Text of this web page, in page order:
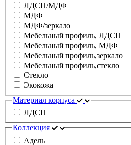
ЛДСП/МДФ
МДФ
МДФ/зеркало
Мебельный профиль, ЛДСП
Мебельный профиль, МДФ
Мебельный профиль,зеркало
Мебельный профиль,стекло
Стекло
Экокожа
Материал корпуса
ЛДСП
Коллекция
Адель